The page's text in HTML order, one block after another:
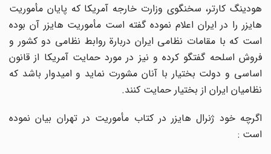
هودینگ کارتر، سخنگوی وزارت خارجه آمریکا که پایان مأموریت
هایزر را در ایران اعلام نموده گفته است مأموریت هایزر‌ آن بوده
است که با مقامات نظامی ایران دربارة روابط نظامی دو کشور و
فروش اسلحه گفتگو کرده و نیز در مورد حمایت آمریکا از قانون
اساسی و دولت بختیار با آنان مشورت نماید و امیدوار باشد که
نظامیان ایران از بختیار حمایت کنند.
اگرچه خود ژنرال هایزر در کتاب مأموریت در تهران بیان نموده
است :